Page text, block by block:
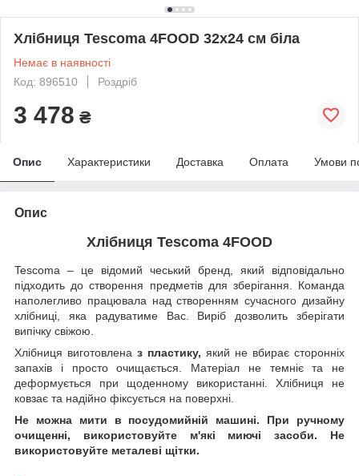
Хлібниця Tescoma 4FOOD 32x24 см біла
Немає в наявності
Код: 896510
Роздріб
3 478 ₴
Опис Характеристики Доставка Оплата Умови
Опис
Хлібниця Tescoma 4FOOD
Tescoma – це відомий чеський бренд, який відповідально
підходить до створення предметів для зберігання. Команда
наполегливо працювала над створенням сучасного дизайну
хлібниці, яка радуватиме Вас. Виріб дозволить зберігати
випічку свіжою.
Хлібниця виготовлена з пластику, який не вбирає сторонніх
запахів і просто очищається. Матеріал не темніє та не
деформується при щоденному використанні. Хлібниця не
ковзає та надійно фіксується на поверхні.
Не можна мити в посудомийній машині. При ручному
очищенні, використовуйте м'які миючі засоби. Не
використовуйте металеві щітки.